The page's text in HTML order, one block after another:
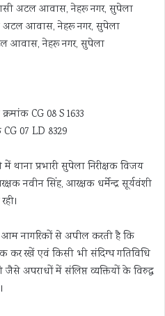
अटल आवास, नेहरू नगर, सुपेला
अटल आवास, नेहरू नगर, सुपेला
आवास, नेहरू नगर, सुपेला
CG 08 S 1633
07 LD 8329
में थाना प्रभारी सुपेला निरीक्षक विजय
नवीन सिंह, आरक्षक धर्मेन्द्र सूर्यवंशी
आम नागरिकों से अपील करती है कि
कर रखें एवं किसी भी संदिग्ध गतिविधि
अपराधों में संलिप्त व्यक्तियों के विरुद्ध